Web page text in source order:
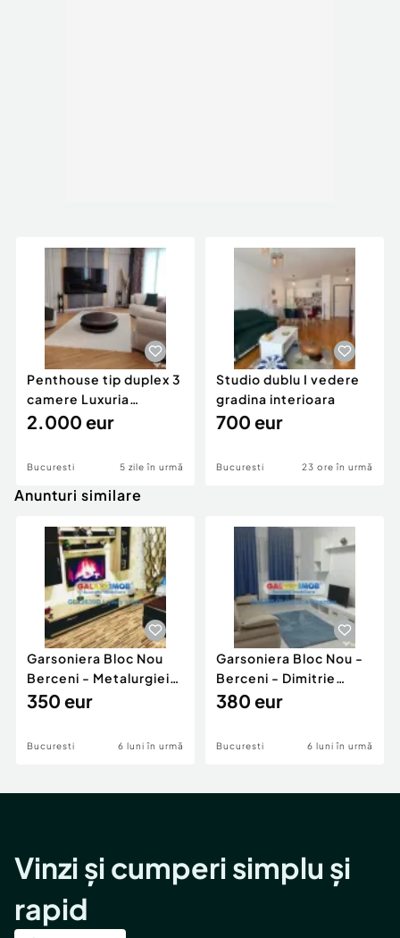
Penthouse tip duplex 3
camere Luxuria
Residence
2.000 eur
Bucuresti 5 zile în urmă
Studio dublu I vedere
gradina interioara
700 eur
Bucuresti 23 ore în urmă
Anunturi similare
Garsoniera Bloc Nou
Berceni - Metalurgiei
Park - Postalionul
350 eur
Bucuresti 6 luni în urmă
Garsoniera Bloc Nou -
Berceni - Dimitrie
Leonida
380 eur
Bucuresti 6 luni în urmă
Vinzi și cumperi simplu și
rapid